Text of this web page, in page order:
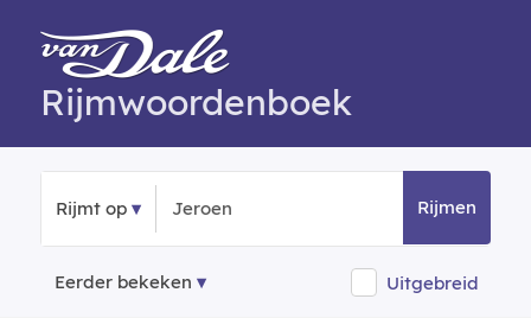
Rijmwoordenboek
Rijmt op Rijmen
Eerder bekeken Uitgebreid